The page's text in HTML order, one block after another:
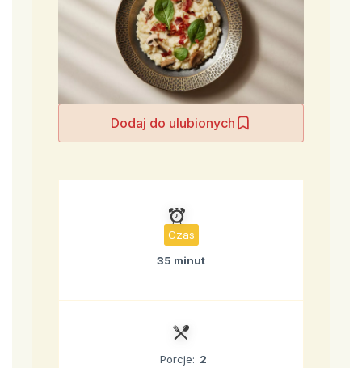
Dodaj do ulubionych
Czas
35 minut
Porcje: 2